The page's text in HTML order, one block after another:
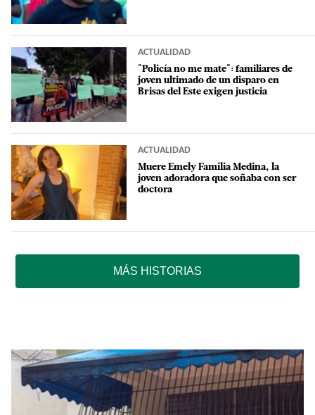
ACTUALIDAD
"Policía no me mate": familiares de
joven ultimado de un disparo en
Brisas del Este exigen justicia
ACTUALIDAD
Muere Emely Familia Medina, la
joven adoradora que soñaba con ser
doctora
MÁS HISTORIAS